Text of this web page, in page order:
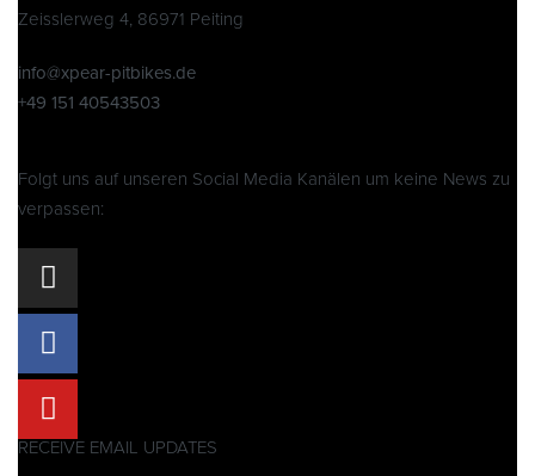
Zeisslerweg 4, 86971 Peiting
info@xpear-pitbikes.de
+49 151 40543503
Folgt uns auf unseren Social Media Kanälen um keine News zu
verpassen:
RECEIVE EMAIL UPDATES